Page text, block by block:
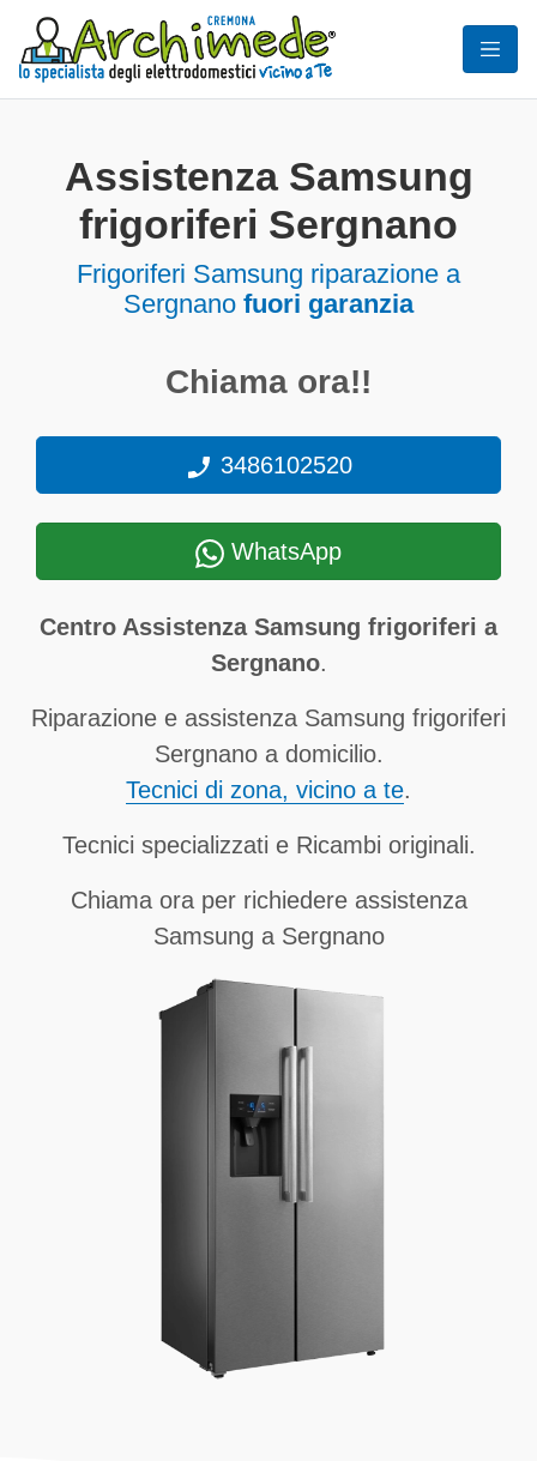
Assistenza Samsung
frigoriferi Sergnano
Frigoriferi Samsung riparazione a
Sergnano fuori garanzia
Chiama ora!!
3486102520
WhatsApp
Centro Assistenza Samsung frigoriferi a
Sergnano.
Riparazione e assistenza Samsung frigoriferi
Sergnano a domicilio.
Tecnici di zona, vicino a te.
Tecnici specializzati e Ricambi originali.
Chiama ora per richiedere assistenza
Samsung a Sergnano